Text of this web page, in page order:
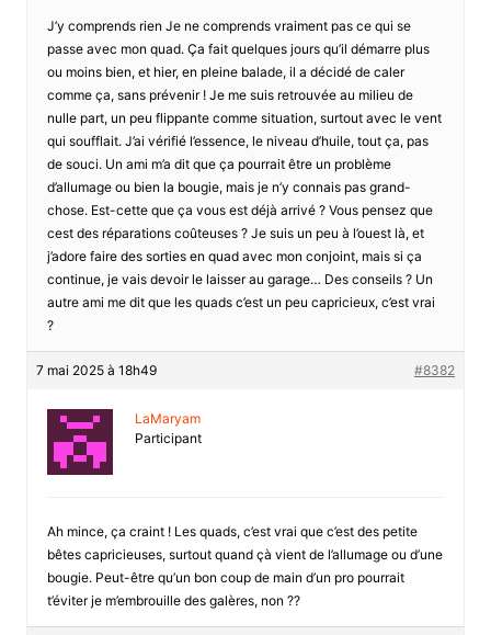
J’y comprends rien Je ne comprends vraiment pas ce qui se
passe avec mon quad. Ça fait quelques jours qu’il démarre plus
ou moins bien, et hier, en pleine balade, il a décidé de caler
comme ça, sans prévenir ! Je me suis retrouvée au milieu de
nulle part, un peu flippante comme situation, surtout avec le vent
qui soufflait. J’ai vérifié l’essence, le niveau d’huile, tout ça, pas
de souci. Un ami m’a dit que ça pourrait être un problème
d’allumage ou bien la bougie, mais je n’y connais pas grand-
chose. Est-cette que ça vous est déjà arrivé ? Vous pensez que
cest des réparations coûteuses ? Je suis un peu à l’ouest là, et
j’adore faire des sorties en quad avec mon conjoint, mais si ça
continue, je vais devoir le laisser au garage… Des conseils ? Un
autre ami me dit que les quads c’est un peu capricieux, c’est vrai
?
7 mai 2025 à 18h49 #8382
LaMaryam
Participant
Ah mince, ça craint ! Les quads, c’est vrai que c’est des petite
bêtes capricieuses, surtout quand çà vient de l’allumage ou d’une
bougie. Peut-être qu’un bon coup de main d’un pro pourrait
t’éviter je m’embrouille des galères, non ??